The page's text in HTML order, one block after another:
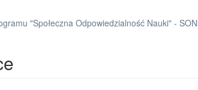
"Społeczna Odpowiedzialność Nauki" -